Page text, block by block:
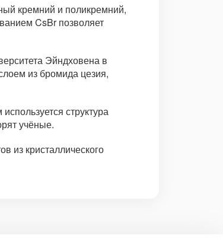
кремний и поликремний,
CsBr позволяет
Эйндховена в
из бромида цезия,
структура
учёные.
из кристаллического